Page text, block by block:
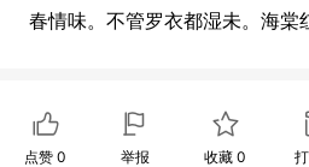
春情味。不管罗衣都湿未。海棠
点赞 0 举报 收藏0